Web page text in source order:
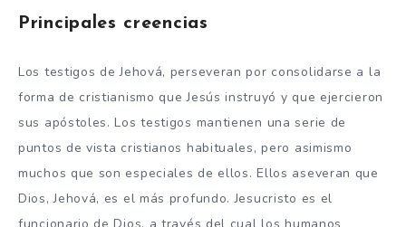
Principales creencias
Los testigos de Jehová, perseveran por consolidarse a la
forma de cristianismo que Jesús instruyó y que ejercieron
sus apóstoles. Los testigos mantienen una serie de
puntos de vista cristianos habituales, pero asimismo
muchos que son especiales de ellos. Ellos aseveran que
Dios, Jehová, es el más profundo. Jesucristo es el
funcionario de Dios, a través del cual los humanos